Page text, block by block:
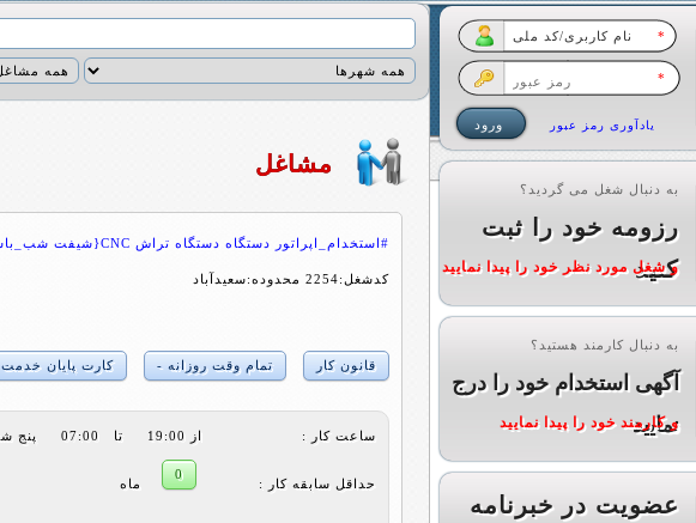
مشاغل
#استخدام_اپراتور دستگاه دستگاه تراش CNC{شیفت شب_باسابقهمرتبط}
کدشغل:2254 محدوده:سعیدآباد
قانون کار تمام وقت روزانه - کارت پایان خدمت
ساعت کار : از 19:00 تا 07:00 پنج شنبه هاتعطیل
حداقل سابقه کار :
0
ماه
*
*
یادآوری رمز عبور
به دنبال شغل می گردید؟
رزومه خود را ثبت
کنید
و شغل مورد نظر خود را پیدا نمایید
به دنبال کارمند هستید؟
آگهی استخدام خود را درج
نمایید
و کارمند خود را پیدا نمایید
عضویت در خبرنامه